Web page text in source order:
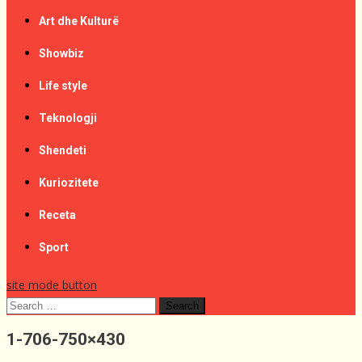
Art dhe Kulturë
Showbiz
Life style
Teknologji
Shendeti
Kuriozitete
Receta
Sport
site mode button
Search
1-706-750×430